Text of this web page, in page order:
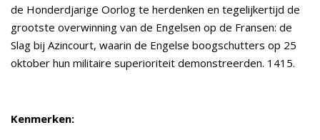
de Honderdjarige Oorlog te herdenken en tegelijkertijd de
grootste overwinning van de Engelsen op de Fransen: de
Slag bij Azincourt, waarin de Engelse boogschutters op 25
oktober hun militaire superioriteit demonstreerden. 1415.
Kenmerken: